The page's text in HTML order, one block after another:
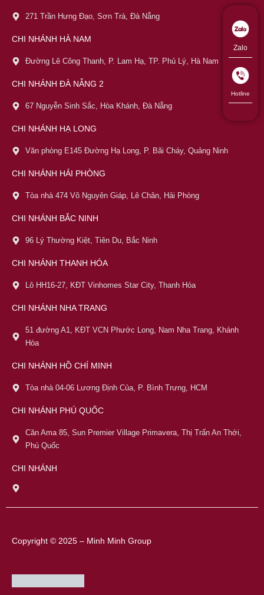
271 Trần Hưng Đạo, Sơn Trà, Đà Nẵng
CHI NHÁNH HÀ NAM
Đường Lê Công Thanh, P. Lam Hạ, TP. Phủ Lý, Hà Nam
CHI NHÁNH ĐÀ NẴNG 2
67 Nguyễn Sinh Sắc, Hòa Khánh, Đà Nẵng
CHI NHÁNH HẠ LONG
Văn phòng E145 Đường Hạ Long, P. Bãi Cháy, Quảng Ninh
CHI NHÁNH HẢI PHÒNG
Tòa nhà 474 Võ Nguyên Giáp, Lê Chân, Hải Phòng
CHI NHÁNH BẮC NINH
96 Lý Thường Kiệt, Tiên Du, Bắc Ninh
CHI NHÁNH THANH HÓA
Lô HH16-27, KĐT Vinhomes Star City, Thanh Hóa
CHI NHÁNH NHA TRANG
51 đường A1, KĐT VCN Phước Long, Nam Nha Trang, Khánh
Hòa
CHI NHÁNH HỒ CHÍ MINH
Tòa nhà 04-06 Lương Định Của, P. Bình Trưng, HCM
CHI NHÁNH PHÚ QUỐC
Căn Ama 85, Sun Premier Village Primavera, Thị Trấn An Thới,
Phú Quốc
CHI NHÁNH
Copyright © 2025 – Minh Minh Group
Zalo
Hotline